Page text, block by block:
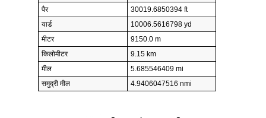
पैर
30019.6850394 ft
यार्ड
10006.5616798 yd
मीटर
9150.0 m
किलोमीटर
9.15 km
मील
5.685546409 mi
समुद्री मील
4.9406047516 nmi